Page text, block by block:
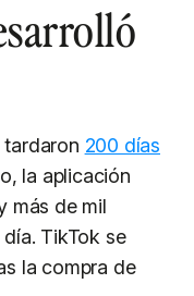
200 días
la aplicación
más de mil
TikTok se
la compra de